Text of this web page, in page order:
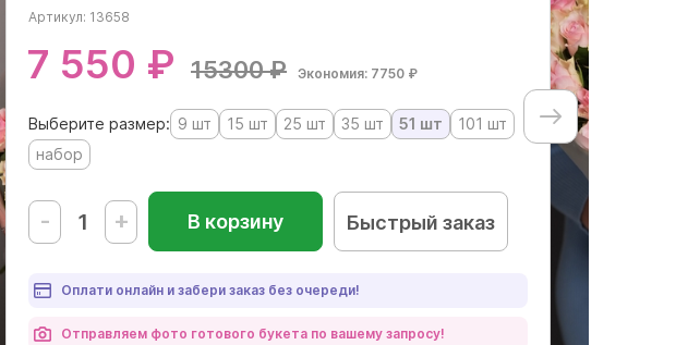
Артикул: 13658
7 550 ₽ 15300 ₽ Экономия: 7750 ₽
Выберите размер: 9 шт 15 шт 25 шт 35 шт 51 шт
101 шт
набор
- + В корзину Быстрый заказ
Оплати онлайн и забери заказ без очереди!
Отправляем фото готового букета по вашему запросу!